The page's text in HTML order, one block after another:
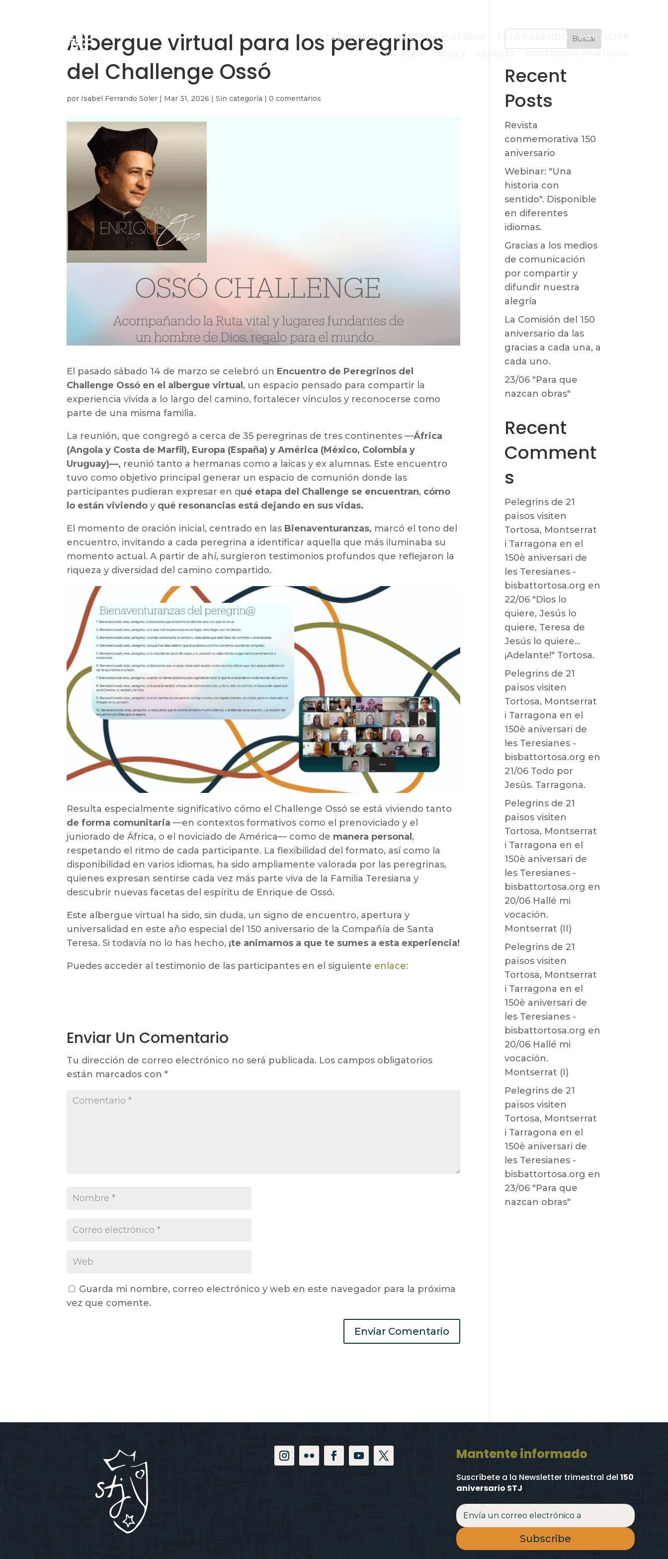
CELEBRAMOS NUESTRA HISTORIA PARTICIPA
CATALÁN
Albergue virtual para los peregrinos
del Challenge Ossó
por Isabel Ferrando Soler | Mar 31, 2026 |Sin categoría |0 comentarios
El pasado sábado 14 de marzo se celebró un Encuentro de Peregrinos del
Challenge Ossó en el albergue virtual , un espacio pensado para compartir la
experiencia vivida a lo largo del camino, fortalecer vínculos y reconocerse como
parte de una misma familia.
La reunión, que congregó a cerca de 35 peregrinas de tres continentes —África
(Angola y Costa de Marfil), Europa (España) y América (México, Colombia y
Uruguay)—, reunió tanto a hermanas como a laicas y ex alumnas. Este encuentro
tuvo como objetivo principal generar un espacio de comunión donde las
participantes pudieran expresar en qué etapa del Challenge se encuentran, cómo
lo están viviendo y qué resonancias está dejando en sus vidas.
El momento de oración inicial, centrado en las Bienaventuranzas, marcó el tono del
encuentro, invitando a cada peregrina a identificar aquella que más iluminaba su
momento actual. A partir de ahí, surgieron testimonios profundos que reflejaron la
riqueza y diversidad del camino compartido.
Resulta especialmente significativo cómo el Challenge Ossó se está viviendo tanto
de forma comunitaria—en contextos formativos como el prenoviciado y el
juniorado de África, o el noviciado de América— como de manera personal,
respetando el ritmo de cada participante. La flexibilidad del formato, así como la
disponibilidad en varios idiomas, ha sido ampliamente valorada por las peregrinas,
quienes expresan sentirse cada vez más parte viva de la Familia Teresiana y
descubrir nuevas facetas del espíritu de Enrique de Ossó.
Este albergue virtual ha sido, sin duda, un signo de encuentro, apertura y
universalidad en este año especial del 150 aniversario de la Compañía de Santa
Teresa. Si todavía no lo has hecho, ¡te animamos a que te sumes a esta experiencia!
Puedes acceder al testimonio de las participantes en el siguiente enlace:
Enviar Un Comentario
Tu dirección de correo electrónico no será publicada. Los campos obligatorios
están marcados con*
Guarda mi nombre, correo electrónico y web en este navegador para la próxima
vez que comente.
Buscar
Recent
Posts
Revista
conmemorativa 150
aniversario
Webinar: "Una
historia con
sentido". Disponible
en diferentes
idiomas.
Gracias a los medios
de comunicación
por compartir y
difundir nuestra
alegría
La Comisión del 150
aniversario da las
gracias a cada una, a
cada uno.
23/06 "Para que
nazcan obras"
Recent
Comment
s
Pelegrins de 21
països visiten
Tortosa, Montserrat
i Tarragona en el
150è aniversari de
les Teresianes -
bisbattortosa.org en
22/06 "Dios lo
quiere, Jesús lo
quiere, Teresa de
Jesús lo quiere…
¡Adelante!" Tortosa.
Pelegrins de 21
països visiten
Tortosa, Montserrat
i Tarragona en el
150è aniversari de
les Teresianes -
bisbattortosa.org en
21/06 Todo por
Jesús. Tarragona.
Pelegrins de 21
països visiten
Tortosa, Montserrat
i Tarragona en el
150è aniversari de
les Teresianes -
bisbattortosa.org en
20/06 Hallé mi
vocación.
Montserrat (II)
Pelegrins de 21
països visiten
Tortosa, Montserrat
i Tarragona en el
150è aniversari de
les Teresianes -
bisbattortosa.org en
20/06 Hallé mi
vocación.
Montserrat (I)
Pelegrins de 21
països visiten
Tortosa, Montserrat
i Tarragona en el
150è aniversari de
les Teresianes -
bisbattortosa.org en
23/06 "Para que
nazcan obras"
Mantente informado
Suscríbete a la Newsletter trimestral del 150
aniversario STJ
Subscribe